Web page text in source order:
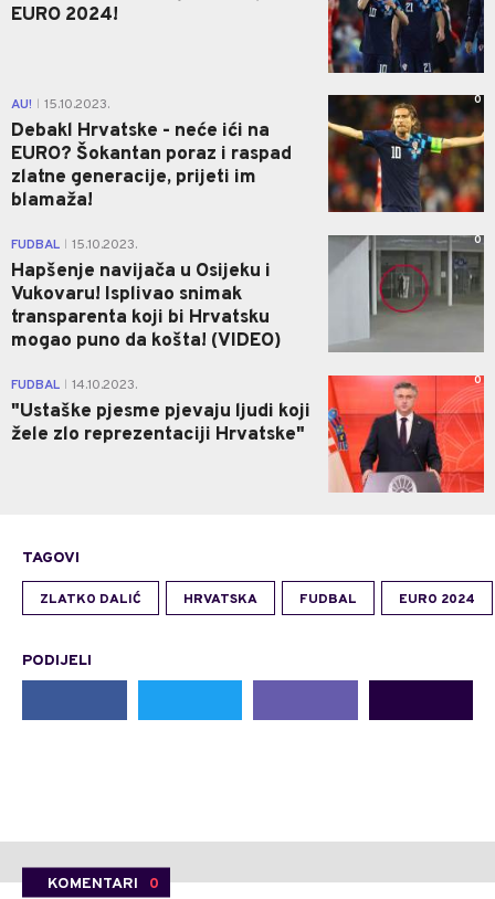
EURO 2024!
AU! 15.10.2023.
Debakl Hrvatske - neće ići na
EURO? Šokantan poraz i raspad
zlatne generacije, prijeti im
blamaža!
0
FUDBAL 15.10.2023.
Hapšenje navijača u Osijeku i
Vukovaru! Isplivao snimak
transparenta koji bi Hrvatsku
mogao puno da košta! (VIDEO)
0
FUDBAL 14.10.2023.
"Ustaške pjesme pjevaju ljudi koji
žele zlo reprezentaciji Hrvatske"
0
TAGOVI
ZLATKO DALIĆ HRVATSKA FUDBAL EURO 2024
PODIJELI
KOMENTARI 0